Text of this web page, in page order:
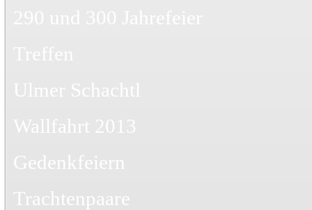
Wallfahrt 2013
Gedenkfeiern
Trachtenpaare